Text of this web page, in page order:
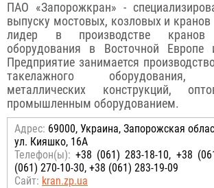
ПАО «Запорожкран» -
выпуску мостовых, козловых и кранов
лидер в производстве
оборудования в Восточной
Предприятие занимается
такелажного оборудования,
металлических конструкций,
промышленным оборудованием.
Адрес: 69000, Украина, Запорожская
ул. Кияшко, 16А
Телефон(ы): +38 (061) 283-18-10, +38
(061) 270-10-30, +38 (061) 283-19-09
Сайт: kran.zp.ua